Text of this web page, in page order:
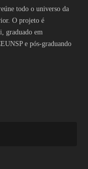
todo o universo da
O projeto é
graduado em
e pós-graduando